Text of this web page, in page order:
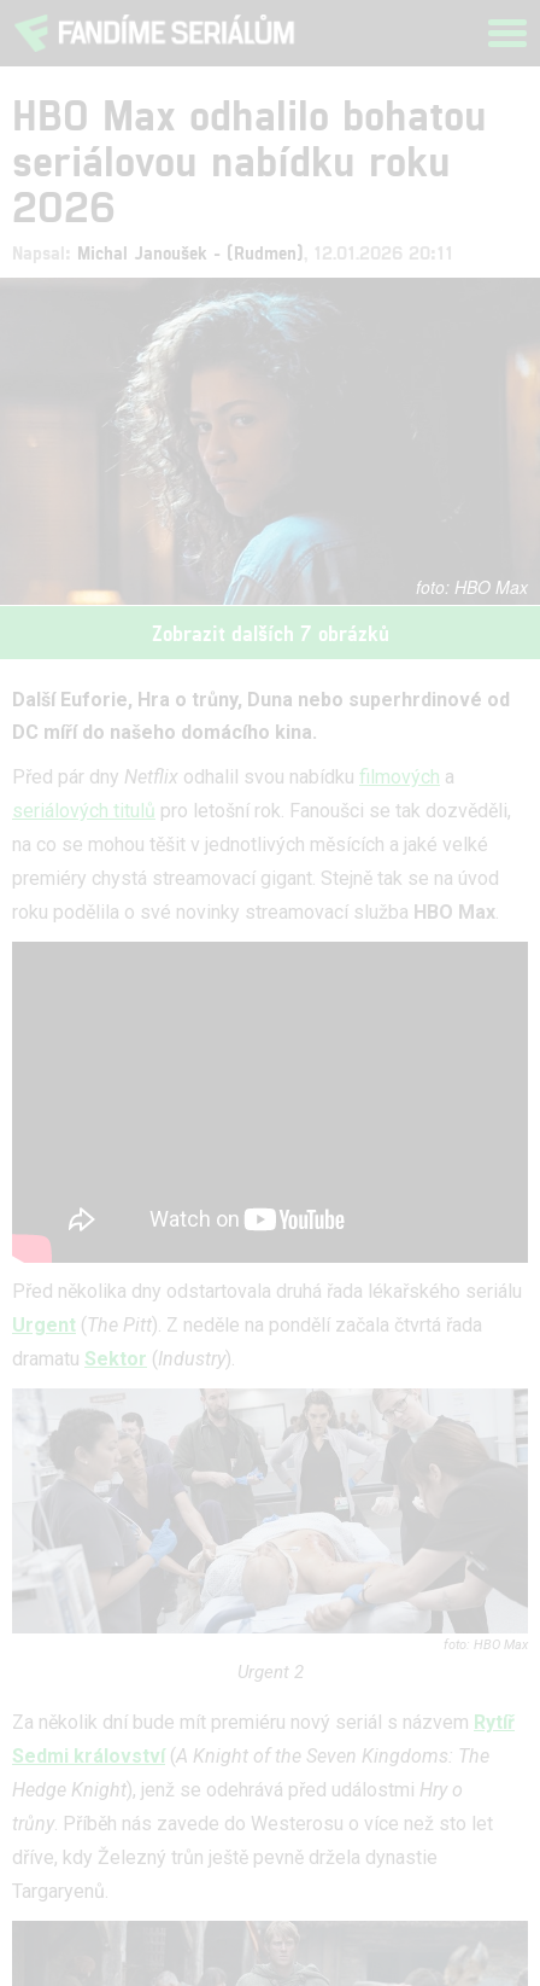
HBO Max odhalilo bohatou
seriálovou nabídku roku
2026
Napsal: Michal Janoušek - (Rudmen) , 12.01.2026 20:11
HBO Max
Zobrazit dalších 7 obrázků
Další Euforie, Hra o trůny, Duna nebo superhrdinové od
DC míří do našeho domácího kina.
Před pár dny Netflix odhalil svou nabídku filmových a
seriálových titulů pro letošní rok. Fanoušci se tak dozvěděli,
na co se mohou těšit v jednotlivých měsících a jaké velké
premiéry chystá streamovací gigant. Stejně tak se na úvod
roku podělila o své novinky streamovací služba HBO Max.
Před několika dny odstartovala druhá řada lékařského seriálu
Urgent (The Pitt). Z neděle na pondělí začala čtvrtá řada
dramatu Sektor (Industry).
HBO Max
Urgent 2
Za několik dní bude mít premiéru nový seriál s názvem Rytíř
Sedmi království(A Knight of the Seven Kingdoms: The
Hedge Knight), jenž se odehrává před událostmi Hry o
trůny . Příběh nás zavede do Westerosu o více než sto let
dříve, kdy Železný trůn ještě pevně držela dynastie
Targaryenů.